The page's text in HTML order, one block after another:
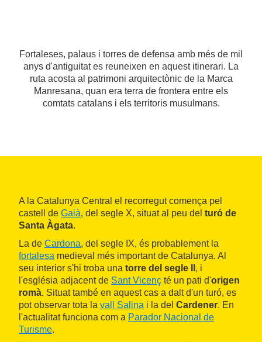
Fortaleses, palaus i torres de defensa amb més de mil
anys d'antiguitat es reuneixen en aquest itinerari. La
ruta acosta al patrimoni arquitectònic de la Marca
Manresana, quan era terra de frontera entre els
comtats catalans i els territoris musulmans.
A la Catalunya Central el recorregut comença pel
castell de Gaià, del segle X, situat al peu del turó de
Santa Àgata.
La de Cardona, del segle IX, és probablement la
fortalesa medieval més important de Catalunya. Al
seu interior s'hi troba una torre del segle II , i
l'església adjacent de Sant Vicenç té un pati d'origen
romà. Situat també en aquest cas a dalt d'un turó, es
pot observar tota la vall Salina i la del Cardener. En
l'actualitat funciona com a Parador Nacional de
Turisme.